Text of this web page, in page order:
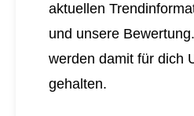
aktuellen
und unsere
werden damit für dich
gehalten.